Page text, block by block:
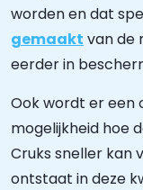
worden en dat
gemaakt van de
eerder in
Ook wordt er een
mogelijkheid hoe
Cruks sneller kan
ontstaat in deze